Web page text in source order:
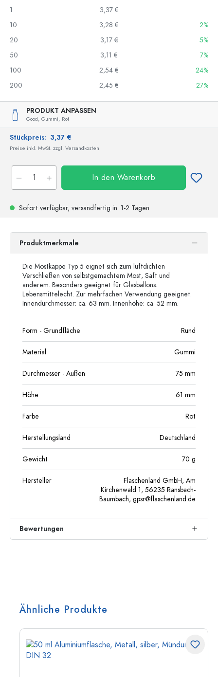
1
3,37 €
10
3,28 €
2%
20
3,17 €
5%
50
3,11 €
7%
100
2,54 €
24%
200
2,45 € 27%
PRODUKT ANPASSEN
Good, Gummi, Rot
Stückpreis: 3,37 €
Preise inkl. MwSt. zzgl. Versandkosten
In den Warenkorb
Sofort verfügbar, versandfertig in: 1-2 Tagen
Produktmerkmale
Die Mostkappe Typ 5 eignet sich zum luftdichten
Verschließen von selbstgemachtem Most, Saft und
anderem. Besonders geeignet für Glasballons.
Lebensmittelecht. Zur mehrfachen Verwendung geeignet.
Innendurchmesser: ca. 63 mm. Innenhöhe: ca. 52 mm.
Form - Grundfläche Rund
Material Gummi
Durchmesser - Außen 75 mm
Höhe 61 mm
Farbe Rot
Herstellungsland Deutschland
Gewicht 70 g
Hersteller
Flaschenland GmbH, Am
Kirchenwald 1, 56235 Ransbach-
Baumbach, gpsr@flaschenland.de
Bewertungen
Ähnliche Produkte